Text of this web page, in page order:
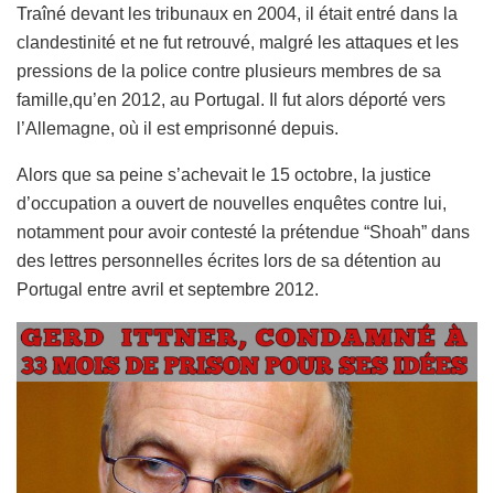
Traîné devant les tribunaux en 2004, il était entré dans la
clandestinité et ne fut retrouvé, malgré les attaques et les
pressions de la police contre plusieurs membres de sa
famille,qu’en 2012, au Portugal. Il fut alors déporté vers
l’Allemagne, où il est emprisonné depuis.
Alors que sa peine s’achevait le 15 octobre, la justice
d’occupation a ouvert de nouvelles enquêtes contre lui,
notamment pour avoir contesté la prétendue “Shoah” dans
des lettres personnelles écrites lors de sa détention au
Portugal entre avril et septembre 2012.